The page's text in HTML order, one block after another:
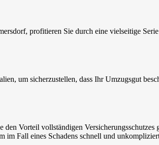
profitieren Sie durch eine vielseitige
um sicherzustellen, dass Ihr Umzugsgut
Vorteil vollständigen
im Fall eines Schadens schnell und